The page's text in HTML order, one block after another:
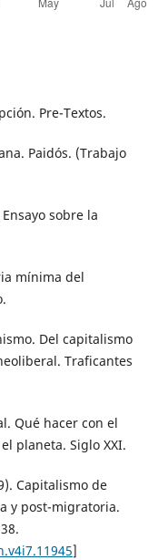
Pre-Textos.
Paidós. (Trabajo
sobre la
mínima del
Del capitalismo
Traficantes
Qué hacer con el
planeta. Siglo XXI.
Capitalismo de
y post-migratoria.
]